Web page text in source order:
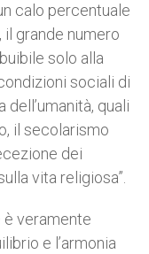
calo percentuale
il grande numero
solo alla
sociali di
quali
il secolarismo
dei
vita religiosa”.
è veramente
e l’armonia